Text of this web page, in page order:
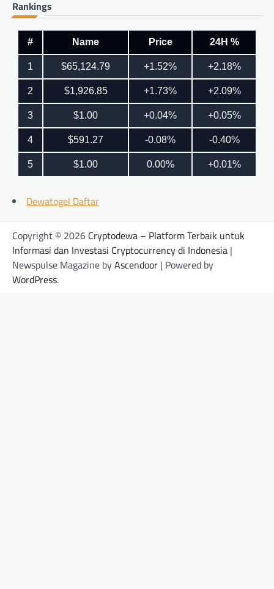
Rankings
Dewatogel Daftar
Copyright © 2026 Cryptodewa – Platform Terbaik untuk
Informasi dan Investasi Cryptocurrency di Indonesia |
Newspulse Magazine byAscendoor | Powered by
WordPress.